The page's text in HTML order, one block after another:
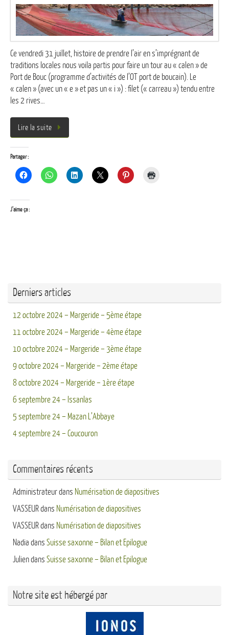
Ce vendredi 31 juillet, histoire de prendre l’air en s’imprégnant de
traditions locales nous voila partis pour faire un tour au « calen » de
Port de Bouc (programme d’activités de l’OT port de boucain). Le
« calen » (avec un « e » et pas un « i ») : filet (« carreau ») tendu entre
les 2 rives…
Lire la suite
Partager :
J’aime ça :
Derniers articles
12 octobre 2024 – Margeride – 5ème étape
11 octobre 2024 – Margeride – 4ème étape
10 octobre 2024 – Margeride – 3ème étape
9 octobre 2024 – Margeride – 2ème étape
8 octobre 2024 – Margeride – 1ère étape
6 septembre 24 – Issanlas
5 septembre 24 – Mazan L’Abbaye
4 septembre 24 – Coucouron
Commentaires récents
Administrateurdans Numérisation de diapositives
VASSEURdans Numérisation de diapositives
VASSEURdans Numérisation de diapositives
Nadia dans Suisse saxonne – Bilan et Epilogue
Juliendans Suisse saxonne – Bilan et Epilogue
Notre site est hébergé par